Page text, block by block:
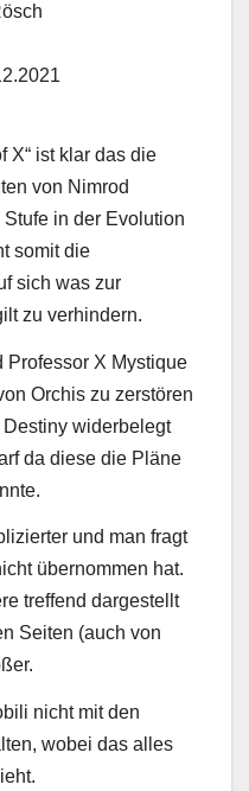
X“ ist klar das die
von Nimrod
in der Evolution
somit die
sich was zur
zu verhindern.
Professor X Mystique
Orchis zu zerstören
widerbelegt
da diese die Pläne
und man fragt
übernommen hat.
treffend dargestellt
Seiten (auch von
nicht mit den
wobei das alles